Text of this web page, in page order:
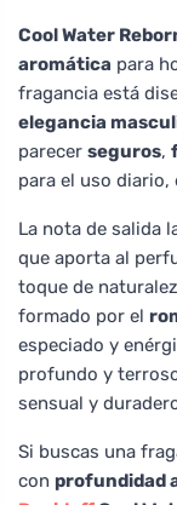
Cool Water
aromática para
fragancia está
elegancia
parecer seguros,
para el uso
La nota de salida
que aporta al
toque de
formado por el
especiado y
profundo y
sensual y
Si buscas una
con profundidad